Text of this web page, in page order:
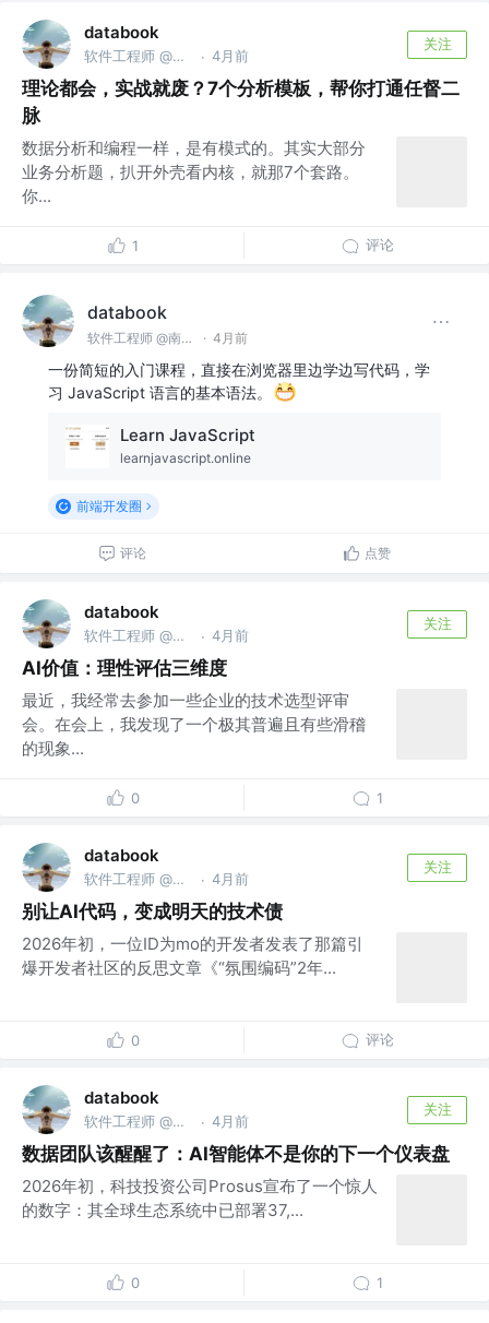
databook
软件工程师 @南京亚原软件有限公司 · 4月前
关注
理论都会，实战就废？7个分析模板，帮你打通任督二
脉
数据分析和编程一样，是有模式的。其实大部分
业务分析题，扒开外壳看内核，就那7个套路。
你...
1 评论
databook
软件工程师 @南京亚原软件有限公司 · 4月前
一份简短的入门课程，直接在浏览器里边学边写代码，学
习 JavaScript 语言的基本语法。
Learn JavaScript
learnjavascript.online
前端开发圈
评论 点赞
databook
软件工程师 @南京亚原软件有限公司 · 4月前
关注
AI价值：理性评估三维度
最近，我经常去参加一些企业的技术选型评审
会。在会上，我发现了一个极其普遍且有些滑稽
的现象...
0 1
databook
软件工程师 @南京亚原软件有限公司 · 4月前
关注
别让AI代码，变成明天的技术债
2026年初，一位ID为mo的开发者发表了那篇引
爆开发者社区的反思文章《“氛围编码”2年...
0 评论
databook
软件工程师 @南京亚原软件有限公司 · 4月前
关注
数据团队该醒醒了：AI智能体不是你的下一个仪表盘
2026年初，科技投资公司Prosus宣布了一个惊人
的数字：其全球生态系统中已部署37,...
0 1